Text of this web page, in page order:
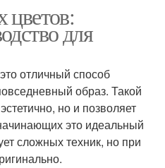
для
отличный способ
образ. Такой
но и позволяет
это идеальный
сложных техник, но при